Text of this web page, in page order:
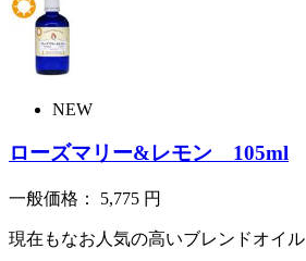
NEW
ローズマリー&レモン 105ml
一般価格： 5,775 円
現在もなお人気の高いブレンドオイル